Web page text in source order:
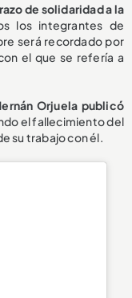
de solidaridad a la
los integrantes de
será recordado por
el que se refería a
Orjuela publicó
el fallecimiento del
su trabajo con él.